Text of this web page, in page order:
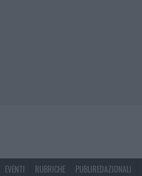
EVENTI RUBRICHE PUBLIREDAZIONALI